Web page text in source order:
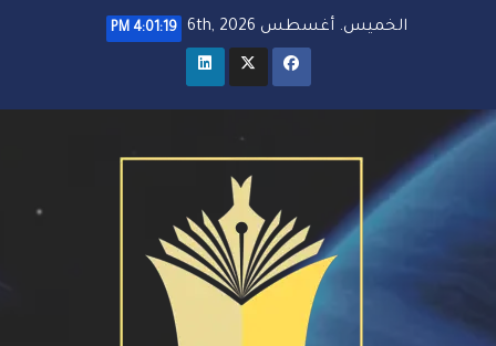
الخميس. أغسطس 6th, 2026 4:01:21 PM